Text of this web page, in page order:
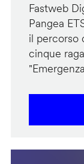
Fastweb
Pangea
il percorso
cinque